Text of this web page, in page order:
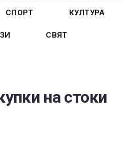
СПОРТ КУЛТУРА
СВЯТ
на стоки